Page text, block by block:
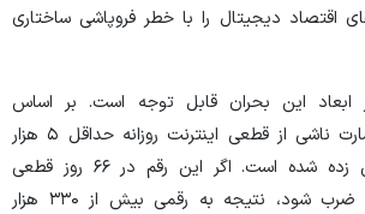
اقتصاد دیجیتال را با خطر فروپاشی ساختاری
ابعاد این بحران قابل توجه است. بر اساس
برآورد‌های حداقلی، خسارت ناشی از قطعی اینترنت روزانه حداقل ۵ هزار
میلیارد تومان تخمین زده شده است. اگر این رقم در ۶۶ روز قطعی
اینترنت در سال ۲۰۲۶ ضرب شود، نتیجه به رقمی بیش از ۳۳۰ هزار